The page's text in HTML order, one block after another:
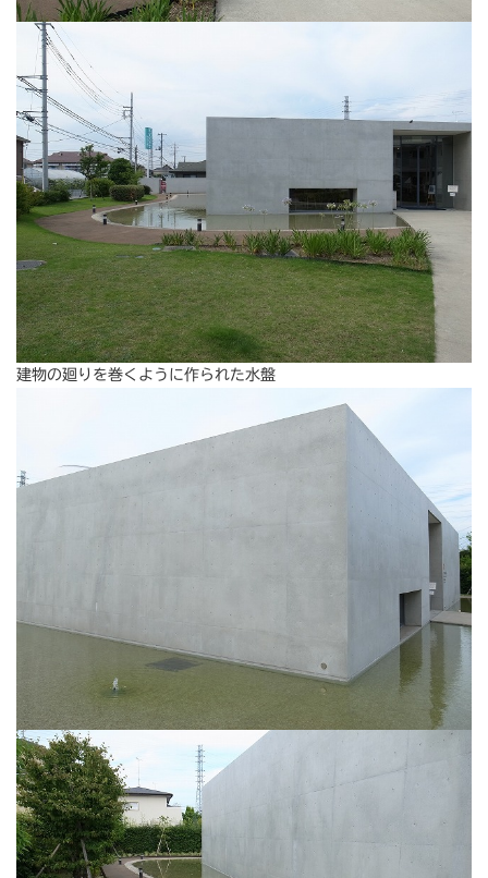
建物の廻りを巻くように作られた水盤